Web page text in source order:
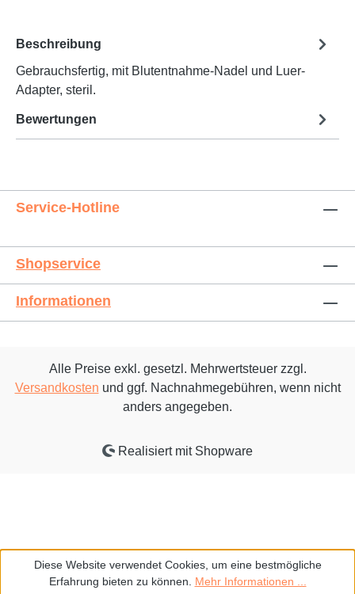
Beschreibung
Gebrauchsfertig, mit Blutentnahme-Nadel und Luer-
Adapter, steril.
Bewertungen
Service-Hotline
Shopservice
Informationen
Alle Preise exkl. gesetzl. Mehrwertsteuer zzgl.
Versandkosten und ggf. Nachnahmegebühren, wenn nicht
anders angegeben.
Realisiert mit Shopware
Diese Website verwendet Cookies, um eine bestmögliche
Erfahrung bieten zu können. Mehr Informationen ...